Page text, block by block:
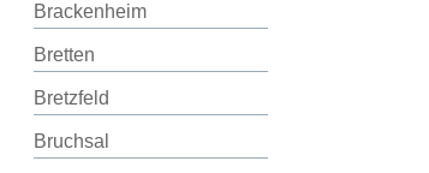
Brackenheim
Bretten
Bretzfeld
Bruchsal